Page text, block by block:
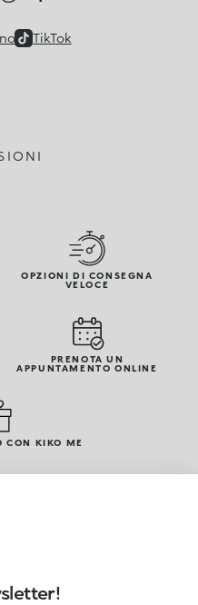
TikTok
OPZIONI DI CONSEGNA
VELOCE
PRENOTA UN
APPUNTAMENTO ONLINE
CON KIKO ME